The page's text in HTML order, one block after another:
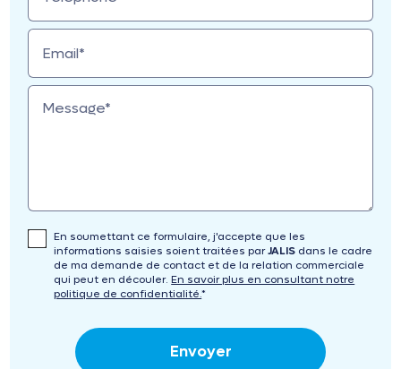
Email*
Message*
En soumettant ce formulaire, j'accepte que les
informations saisies soient traitées parJALIS dans le cadre
de ma demande de contact et de la relation commerciale
qui peut en découler.En savoir plus en consultant notre
politique de confidentialité.*